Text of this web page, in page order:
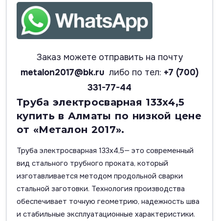
Заказ можете отправить на почту
metalon2017@bk.ru либо по тел: +7 (700)
331-77-44
Труба электросварная 133х4,5
купить в Алматы по низкой цене
от «Металон 2017».
Труба электросварная 133х4,5— это современный
вид стального трубного проката, который
изготавливается методом продольной сварки
стальной заготовки. Технология производства
обеспечивает точную геометрию, надежность шва
и стабильные эксплуатационные характеристики.